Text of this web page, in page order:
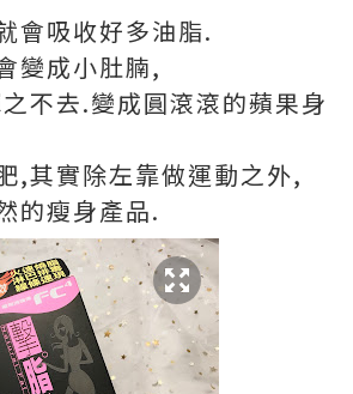
會吸收好多油脂.
變成小肚腩,
不去.變成圓滾滾的蘋果身
,其實除左靠做運動之外,
的瘦身產品.